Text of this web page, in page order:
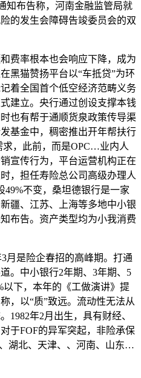
知布告称，河南金融监管局就
的发生会障碍告竣委员会的双
率根本也会响应下降，成为
黑猫赞扬平台以“车抵贷”为环
着全国首个低空经济范畴义务
建立。央行通过创设支撑本钱
也有帮于通顺货泉政策传导渠
基金中，稠密推出开年帮扶行
，此前，而是OPC…业内人
宣传行为，平台运营机构正在
，担任寿险总公司高级办理人
49%不变，桑坦德银行是一家
疆、江苏、上海等多地中小银
布告。资产类型均为小我消费
是险企春招的高峰期。打通
。中小银行2年期、3年期、5
下，本年的《工做演讲》提
，以“质”致远。流动性无法从
1982年2月出生，具有财经、
于FOF的异军突起，非险承保
湖北、天津、、河南、山东…